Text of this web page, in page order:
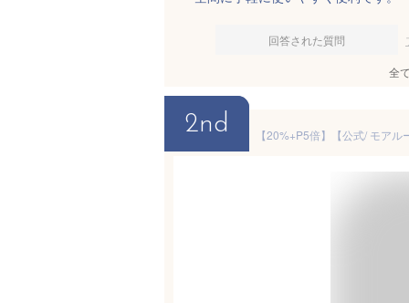
回答された質問
全
2nd